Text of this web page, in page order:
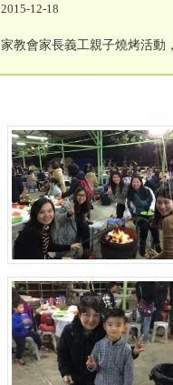
2015-12-18
家教會家長義工親子燒烤活動